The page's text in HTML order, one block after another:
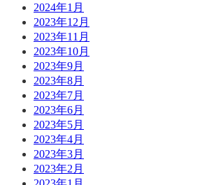
2024年1月
2023年12月
2023年11月
2023年10月
2023年9月
2023年8月
2023年7月
2023年6月
2023年5月
2023年4月
2023年3月
2023年2月